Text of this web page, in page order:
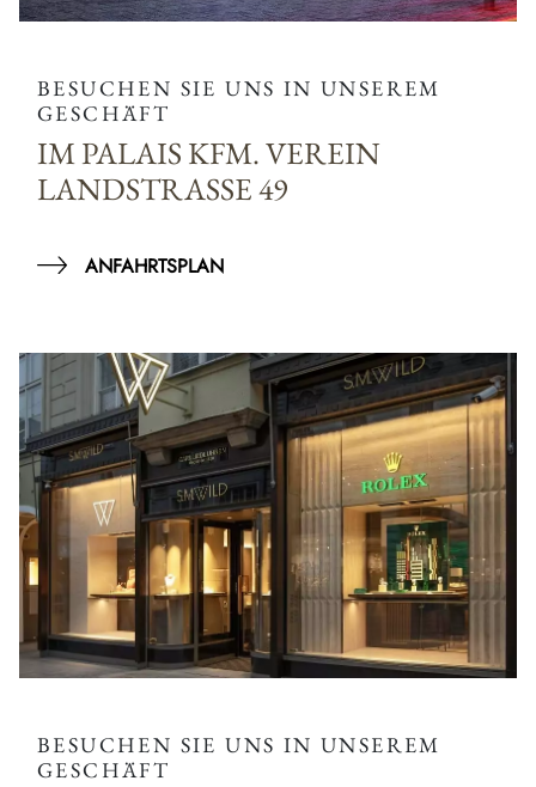
BESUCHEN SIE UNS IN UNSEREM
GESCHÄFT
IM PALAIS KFM. VEREIN
LANDSTRASSE 49
ANFAHRTSPLAN
BESUCHEN SIE UNS IN UNSEREM
GESCHÄFT